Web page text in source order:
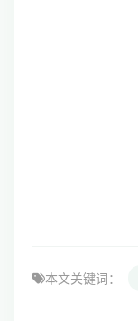
本文关键词：